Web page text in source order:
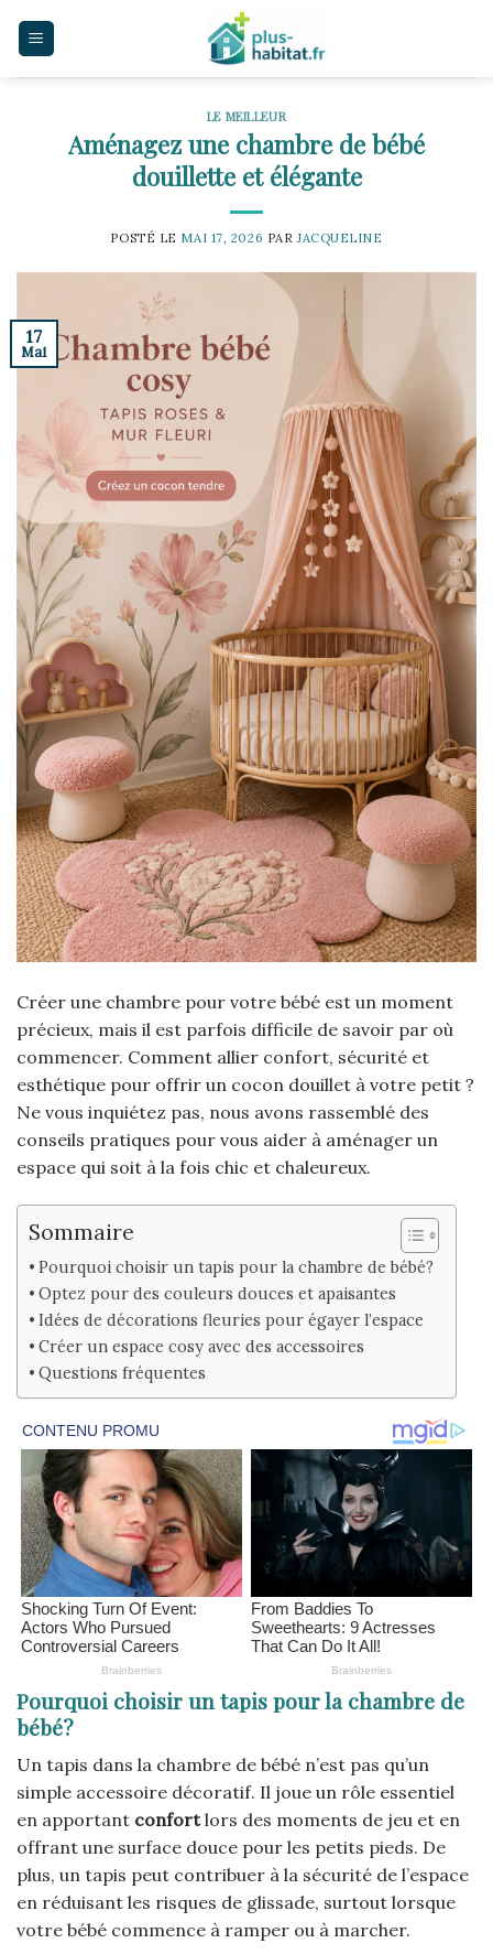
LE MEILLEUR
Aménagez une chambre de bébé
douillette et élégante
POSTÉ LE MAI 17, 2026 PAR JACQUELINE
17
Mai
Créer une chambre pour votre bébé est un moment
précieux, mais il est parfois difficile de savoir par où
commencer. Comment allier confort, sécurité et
esthétique pour offrir un cocon douillet à votre petit ?
Ne vous inquiétez pas, nous avons rassemblé des
conseils pratiques pour vous aider à aménager un
espace qui soit à la fois chic et chaleureux.
Sommaire
Pourquoi choisir un tapis pour la chambre de bébé?
Optez pour des couleurs douces et apaisantes
Idées de décorations fleuries pour égayer l’espace
Créer un espace cosy avec des accessoires
Questions fréquentes
Pourquoi choisir un tapis pour la chambre de
bébé?
Un tapis dans la chambre de bébé n’est pas qu’un
simple accessoire décoratif. Il joue un rôle essentiel
en apportant confortlors des moments de jeu et en
offrant une surface douce pour les petits pieds. De
plus, un tapis peut contribuer à la sécurité de l’espace
en réduisant les risques de glissade, surtout lorsque
votre bébé commence à ramper ou à marcher.